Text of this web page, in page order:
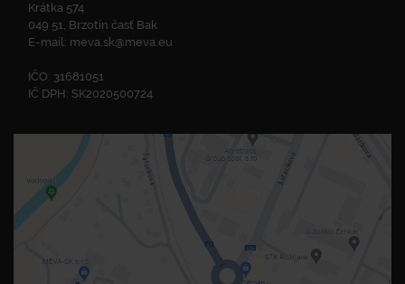
Krátka 574
049 51, Brzotín časť Bak
E-mail: meva.sk@meva.eu
IČO: 31681051
IČ DPH: SK2020500724